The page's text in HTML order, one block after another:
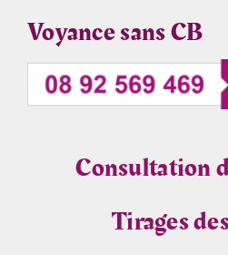
Voyance sans CB
Consultation
Tirages